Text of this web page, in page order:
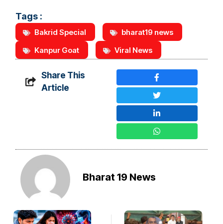
Tags :
Bakrid Special
bharat19 news
Kanpur Goat
Viral News
Share This
Article
Bharat 19 News